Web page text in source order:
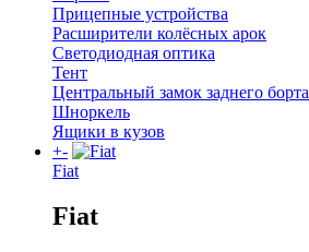
Прицепные устройства
Расширители колёсных арок
Светодиодная оптика
Тент
Центральный замок заднего борта
Шноркель
Ящики в кузов
+-
Fiat
Fiat